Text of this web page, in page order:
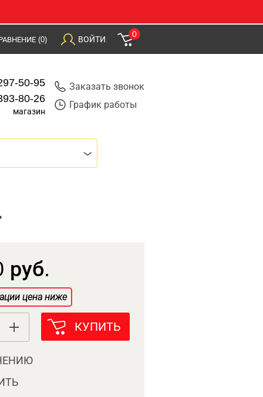
(0) ВОЙТИ
0
50-95
80-26
магазин
Заказать звонок
График работы
руб.
цена ниже
КУПИТЬ